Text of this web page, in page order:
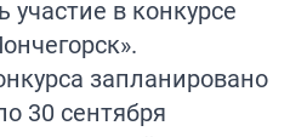
в конкурсе
запланировано
30 сентября